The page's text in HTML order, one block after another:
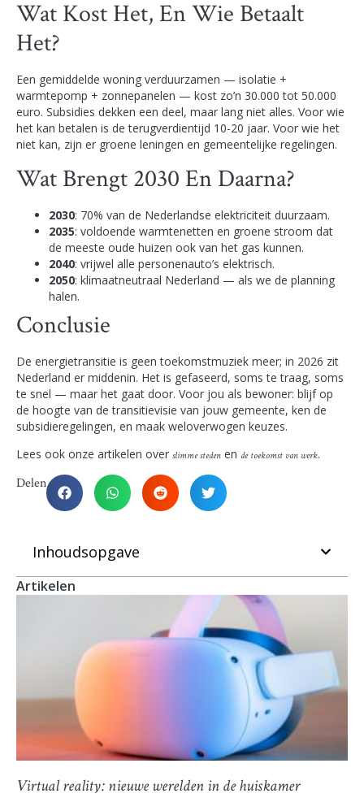
Wat Kost Het, En Wie Betaalt
Het?
Een gemiddelde woning verduurzamen — isolatie +
warmtepomp + zonnepanelen — kost zo’n 30.000 tot 50.000
euro. Subsidies dekken een deel, maar lang niet alles. Voor wie
het kan betalen is de terugverdientijd 10-20 jaar. Voor wie het
niet kan, zijn er groene leningen en gemeentelijke regelingen.
Wat Brengt 2030 En Daarna?
2030: 70% van de Nederlandse elektriciteit duurzaam.
2035: voldoende warmtenetten en groene stroom dat
de meeste oude huizen ook van het gas kunnen.
2040: vrijwel alle personenauto’s elektrisch.
2050: klimaatneutraal Nederland — als we de planning
halen.
Conclusie
De energietransitie is geen toekomstmuziek meer; in 2026 zit
Nederland er middenin. Het is gefaseerd, soms te traag, soms
te snel — maar het gaat door. Voor jou als bewoner: blijf op
de hoogte van de transitievisie van jouw gemeente, ken de
subsidieregelingen, en maak weloverwogen keuzes.
Lees ook onze artikelen over slimme steden en de toekomst van werk.
Delen
Inhoudsopgave
Artikelen
Virtual reality: nieuwe werelden in de huiskamer